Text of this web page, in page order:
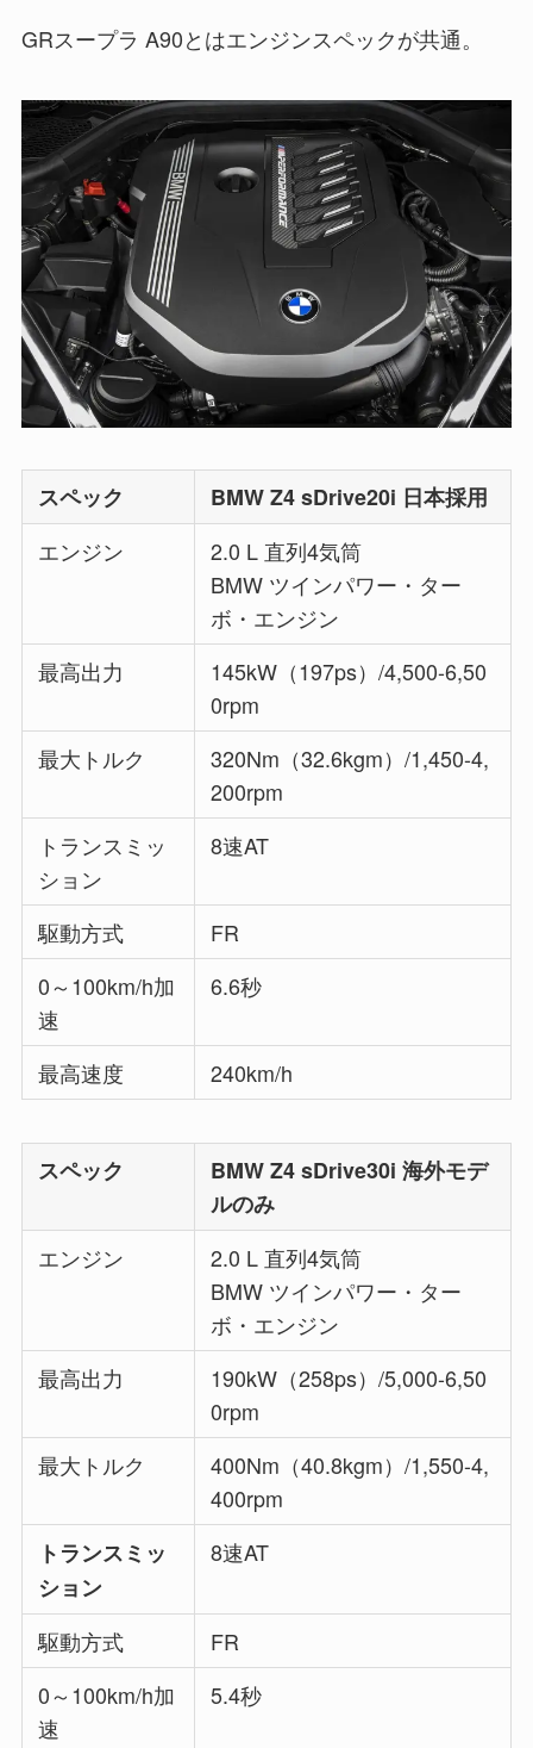
GRスープラ A90とはエンジンスペックが共通。
スペック
BMW Z4 sDrive20i 日本採用
エンジン
2.0 L 直列4気筒
BMW ツインパワー・ター
ボ・エンジン
最高出力
145kW（197ps）/4,500-6,50
0rpm
最大トルク
320Nm（32.6kgm）/1,450-4,
200rpm
トランスミッ
ション
8速AT
駆動方式
FR
0～100km/h加
速
6.6秒
最高速度 240km/h
スペック
BMW Z4 sDrive30i 海外モデ
ルのみ
エンジン
2.0 L 直列4気筒
BMW ツインパワー・ター
ボ・エンジン
最高出力
190kW（258ps）/5,000-6,50
0rpm
最大トルク
400Nm（40.8kgm）/1,550-4,
400rpm
トランスミッ
ション
8速AT
駆動方式
FR
0～100km/h加
速
5.4秒